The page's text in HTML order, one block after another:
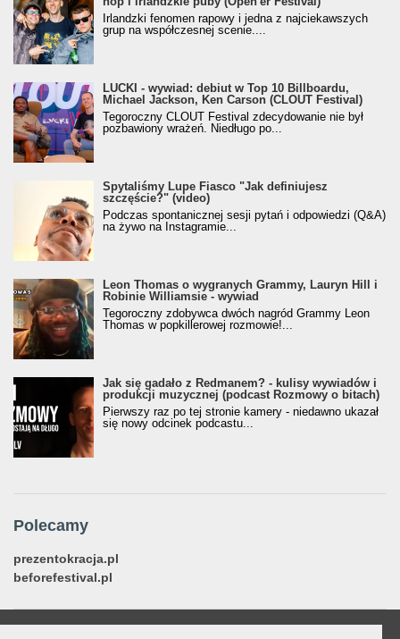
Irlandzki fenomen rapowy i jedna z najciekawszych
grup na współczesnej scenie....
LUCKI - wywiad: debiut w Top 10 Billboardu,
Michael Jackson, Ken Carson (CLOUT Festival)
Tegoroczny CLOUT Festival zdecydowanie nie był
pozbawiony wrażeń. Niedługo po...
Spytaliśmy Lupe Fiasco "Jak definiujesz
szczęście?" (video)
Podczas spontanicznej sesji pytań i odpowiedzi (Q&A)
na żywo na Instagramie...
Leon Thomas o wygranych Grammy, Lauryn Hill i
Robinie Williamsie - wywiad
Tegoroczny zdobywca dwóch nagród Grammy Leon
Thomas w popkillerowej rozmowie!...
Jak się gadało z Redmanem? - kulisy wywiadów i
produkcji muzycznej (podcast Rozmowy o bitach)
Pierwszy raz po tej stronie kamery - niedawno ukazał
się nowy odcinek podcastu...
Polecamy
prezentokracja.pl
beforefestival.pl